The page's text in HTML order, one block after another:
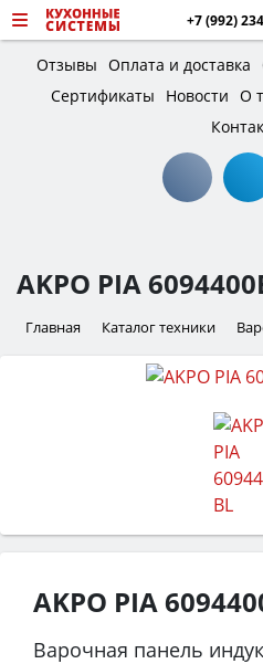
+7 (992)
Отзывы Оплата и доставка
Сертификаты
Новости О
AKPO PIA
Главная Каталог техники
AKPO PIA
Варочная панель